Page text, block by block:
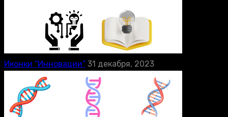
Иконки “Инновации” 31 декабря, 2023